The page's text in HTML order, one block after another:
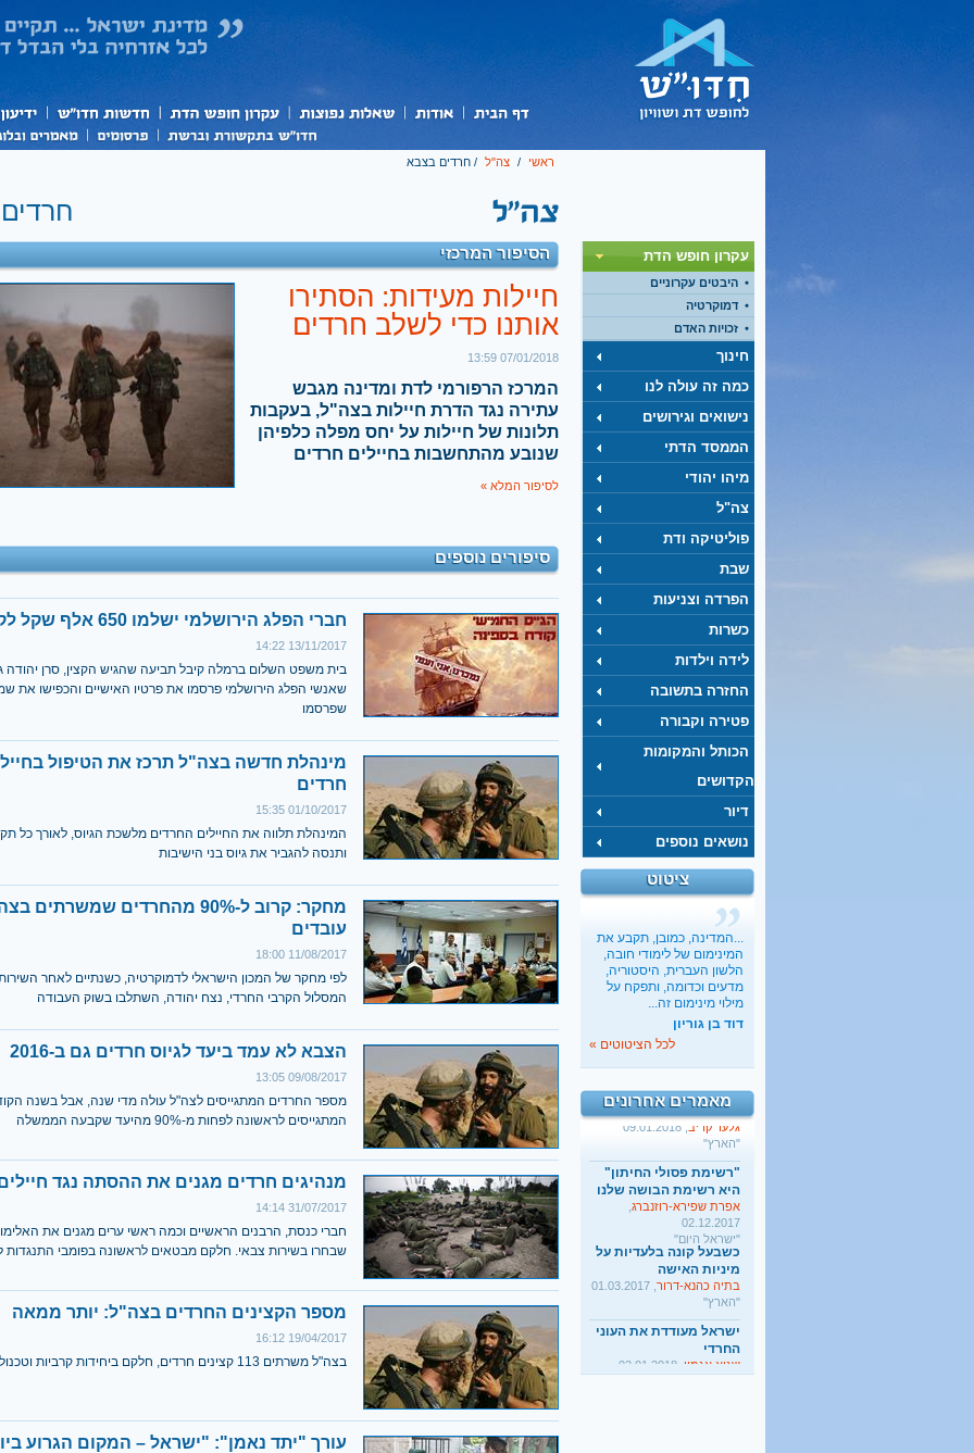
ראשי / צה"ל / חרדים בצבא
עקרון חופש הדת
היבטים עקרוניים
דמוקרטיה
זכויות האדם
חינוך
כמה זה עולה לנו
נישואים וגירושים
הממסד הדתי
מיהו יהודי
צה"ל
פוליטיקה ודת
שבת
הפרדה וצניעות
כשרות
לידה וילדות
החזרה בתשובה
פטירה וקבורה
הכותל והמקומות
הקדושים
דיור
נושאים נוספים
ציטוט
...המדינה, כמובן, תקבע את
המינימום של לימודי חובה,
הלשון העברית, היסטוריה,
מדעים וכדומה, ותפקח על
מילוי מינימום זה...
דוד בן גוריון
לכל הציטוטים »
מאמרים אחרונים
כשבעל קונה בלעדיות על
מיניות האישה
בתיה כהנא-דרור
"הארץ"
ישראל מעודדת את העוני
החרדי
שגיא אגמון, 02.01.2018
"TheMarker"
הבא מאבק דת
גלעד קריב, 09.01.2018
"הארץ"
"רשימת פסולי החיתון"
היא רשימת הבושה שלנו
אפרת שפירא-רוזנברג,
02.12.2017
"ישראל היום"
כשבעל קונה בלעדיות על
מיניות האישה
בתיה כהנא-דרור, 01.03.2017
"הארץ"
ישראל מעודדת את העוני
החרדי
שגיא אגמון, 02.01.2018
"TheMarker"
היו שלום מרכולים. ברוך
הסיפור המרכזי
חיילות מעידות: הסתירו
אותנו כדי לשלב חרדים
07/01/2018 13:59
המרכז הרפורמי לדת ומדינה מגבש
עתירה נגד הדרת חיילות בצה"ל, בעקבות
תלונות של חיילות על יחס מפלה כלפיהן
שנובע מהתחשבות בחיילים חרדים
לסיפור המלא »
סיפורים נוספים
חברי הפלג הירושלמי ישלמו 650 אלף שקל לקצין חרדי
13/11/2017 14:22
בית משפט השלום ברמלה קיבל תביעה שהגיש הקצין, סרן יהודה
שאנשי הפלג הירושלמי פרסמו את פרטיו האישיים והכפישו את
שפרסמו
מינהלת חדשה בצה"ל תרכז את הטיפול
חרדים
01/10/2017 15:35
המינהלת תלווה את החיילים החרדים מלשכת הגיוס, לאורך כל
ותנסה להגביר את גיוס בני הישיבות
מחקר: קרוב ל-90% מהחרדים שמשרתים
עובדים
11/08/2017 18:00
המסלול הקרבי החרדי, נצח יהודה, השתלבו בשוק העבודה
הצבא לא עמד ביעד לגיוס חרדים גם ב-2016
09/08/2017 13:05
מספר החרדים המתגייסים לצה"ל עולה מדי שנה, אבל בשנה
המתגייסים לראשונה לפחות מ-90% מהיעד שקבעה הממשלה
מנהיגים חרדים מגנים את ההסתה נגד
31/07/2017 14:14
חברי כנסת, הרבנים הראשיים וכמה ראשי ערים מגנים את
שבחרו בשירות צבאי. חלקם מבטאים לראשונה בפומבי התנגדות
מספר הקצינים החרדים בצה"ל: יותר ממאה
19/04/2017 16:12
בצה"ל משרתים 113 קצינים חרדים, חלקם ביחידות קרביות וטכנולוגיות
עורך "יתד נאמן": "ישראל – המקום הגרוע